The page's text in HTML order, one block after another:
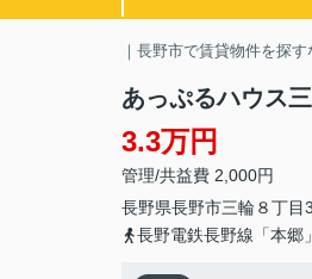
｜長野市で賃貸物件を探
あっぷるハウス
3.3万円
管理/共益費 2,000円
長野県長野市三輪 ８丁目
長野電鉄長野線「本郷